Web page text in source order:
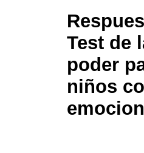
Test de
poder
niños